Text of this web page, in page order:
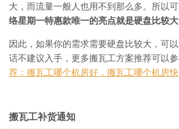
大，而流量一般人也用不到那么多。所以
络星期一特惠款唯一的亮点就是硬盘比较大
因此，如果你的需求需要硬盘比较大，可
话不建议入手，更多搬瓦工方案推荐可以参
荐：搬瓦工哪个机房好，搬瓦工哪个机房快
搬瓦工补货通知